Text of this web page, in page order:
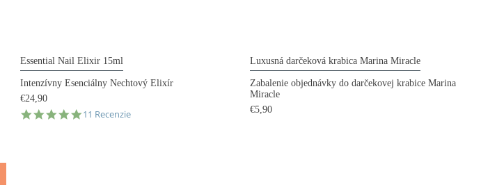
Essential Nail Elixir 15ml
Intenzívny Esenciálny Nechtový Elixír
€24,90
4.8
11 Recenzie
Luxusná darčeková krabica Marina Miracle
Zabalenie objednávky do darčekovej krabice Marina
Miracle
€5,90